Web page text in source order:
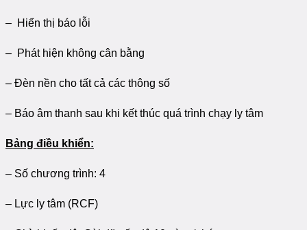
– Hiển thị báo lỗi
– Phát hiện không cân bằng
– Đèn nền cho tất cả các thông số
– Báo âm thanh sau khi kết thúc quá trình chạy ly tâm
Bảng điều khiển:
– Số chương trình: 4
– Lực ly tâm (RCF)